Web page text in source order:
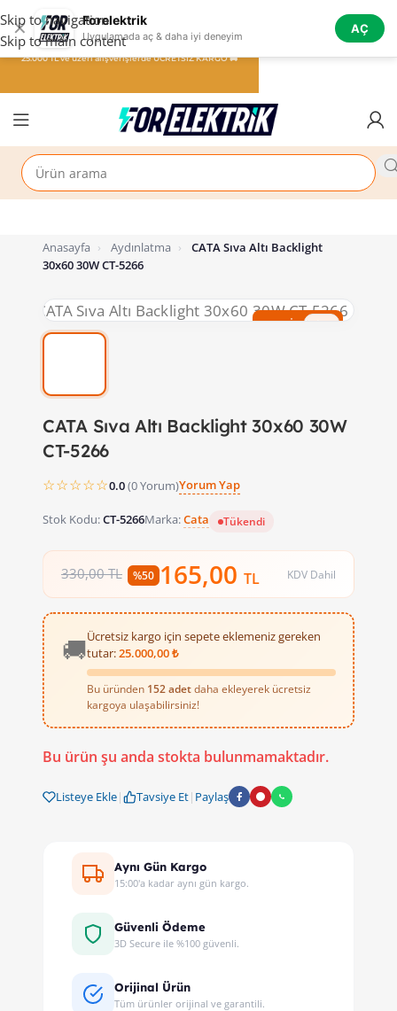
✕ Forelektrik
Uygulamada aç & daha iyi deneyim
AÇ
Skip to navigation
Skip to main content
Anasayfa › Aydınlatma ›
CATA Sıva Altı Backlight
30x60 30W CT-5266
%50 İndirim
CATA Sıva Altı Backlight 30x60 30W
CT-5266
☆☆☆☆☆0.0(0 Yorum)Yorum Yap
Stok Kodu:CT-5266Marka:Cata Tükendi
330,00 TL %50 165,00 TL KDV Dahil
🚚Ücretsiz kargo için sepete eklemeniz gereken
tutar:25.000,00 ₺
Bu üründen 152 adetdaha ekleyerek ücretsiz
kargoya ulaşabilirsiniz!
Bu ürün şu anda stokta bulunmamaktadır.
Listeye Ekle| Tavsiye Et| Paylaş
Aynı Gün Kargo
15:00'a kadar aynı gün kargo.
Güvenli Ödeme
3D Secure ile %100 güvenli.
Orijinal Ürün
Tüm ürünler orijinal ve garantili.
25.000 TL ve üzeri alışverişlerde ÜCRETSİZ KARGO 🚚